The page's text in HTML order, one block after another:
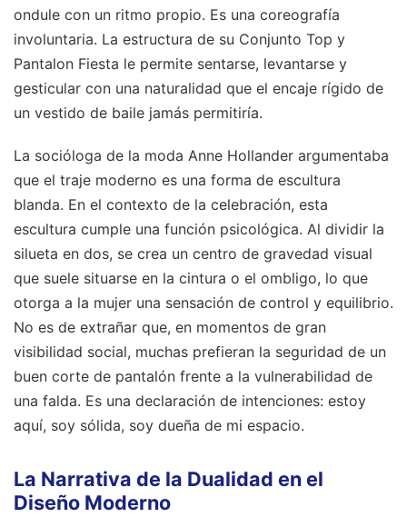
ondule con un ritmo propio. Es una coreografía
involuntaria. La estructura de su Conjunto Top y
Pantalon Fiesta le permite sentarse, levantarse y
gesticular con una naturalidad que el encaje rígido de
un vestido de baile jamás permitiría.
La socióloga de la moda Anne Hollander argumentaba
que el traje moderno es una forma de escultura
blanda. En el contexto de la celebración, esta
escultura cumple una función psicológica. Al dividir la
silueta en dos, se crea un centro de gravedad visual
que suele situarse en la cintura o el ombligo, lo que
otorga a la mujer una sensación de control y equilibrio.
No es de extrañar que, en momentos de gran
visibilidad social, muchas prefieran la seguridad de un
buen corte de pantalón frente a la vulnerabilidad de
una falda. Es una declaración de intenciones: estoy
aquí, soy sólida, soy dueña de mi espacio.
La Narrativa de la Dualidad en el
Diseño Moderno